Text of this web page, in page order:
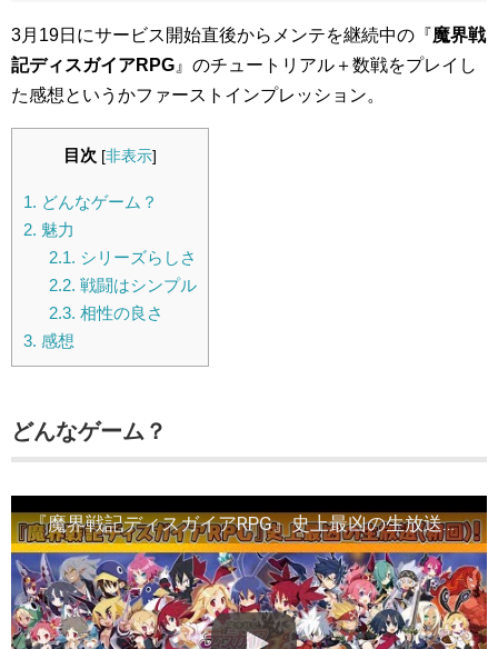
3月19日にサービス開始直後からメンテを継続中の『魔界戦
記ディスガイアRPG 』のチュートリアル＋数戦をプレイし
た感想というかファーストインプレッション。
目次 [非表示]
1. どんなゲーム？
2. 魅力
2.1. シリーズらしさ
2.2. 戦闘はシンプル
2.3. 相性の良さ
3. 感想
どんなゲーム？
『魔界戦記ディスガイアRPG』史上最凶の生放送（初回）！